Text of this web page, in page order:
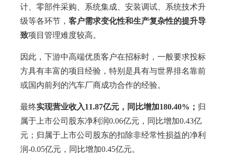
计、零部件采购、系统集成、安装调试、系统技术升
级等各环节， 客户需求变化性和生产复杂性的提升导
致项目管理难度较高。
因此，下游中高端优质客户在招标时，一般要求投标
方具有丰富的项目经验，特别是具有与世界排名靠前
或国内前列的汽车厂商成功合作的经验。
最终实现营业收入11.87亿元，同比增加180.40%； 归
属于上市公司股东净利润0.06亿元，同比增加0.43亿
元；归属于上市公司股东的扣除非经常性损益的净利
润-0.05亿元，同比增加0.45亿元。